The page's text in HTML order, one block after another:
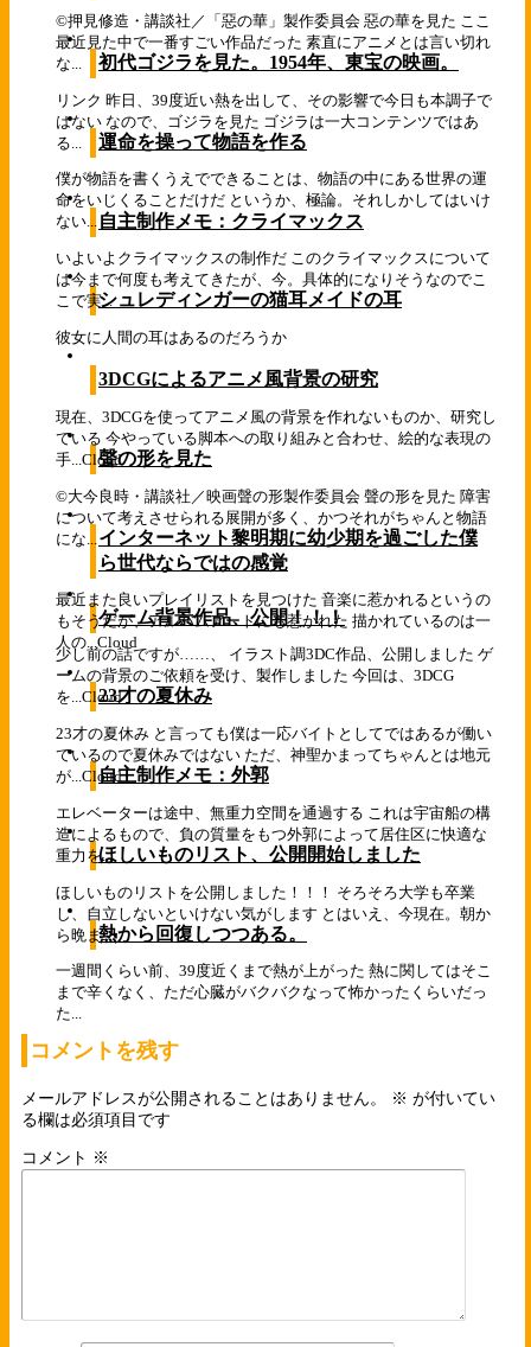
©押見修造・講談社／「惡の華」製作委員会 惡の華を見た ここ
最近見た中で一番すごい作品だった 素直にアニメとは言い切れ
な...
初代ゴジラを見た。1954年、東宝の映画。
リンク 昨日、39度近い熱を出して、その影響で今日も本調子で
はない なので、ゴジラを見た ゴジラは一大コンテンツではあ
る...
運命を操って物語を作る
僕が物語を書くうえでできることは、物語の中にある世界の運
命をいじくることだけだ というか、極論。それしかしてはいけ
ない... 自主制作メモ：クライマックス
いよいよクライマックスの制作だ このクライマックスについて
は今まで何度も考えてきたが、今。具体的になりそうなのでこ
こで実...シュレディンガーの猫耳メイドの耳
彼女に人間の耳はあるのだろうか
3DCGによるアニメ風背景の研究
現在、3DCGを使ってアニメ風の背景を作れないものか、研究し
ている 今やっている脚本への取り組みと合わせ、絵的な表現の
手... Cloud
聲の形を見た
©大今良時・講談社／映画聲の形製作委員会 聲の形を見た 障害
について考えさせられる展開が多く、かつそれがちゃんと物語
にな...
インターネット黎明期に幼少期を過ごした僕
ら世代ならではの感覚
最近また良いプレイリストを見つけた 音楽に惹かれるというの
もそうだが、アルバムアートにも惹かれた 描かれているのは一
人の...Cloud
ゲーム背景作品、公開！！！
少し前の話ですが……、 イラスト調3DC作品、公開しました ゲ
ームの背景のご依頼を受け、製作しました 今回は、3DCG
を...Cloud
23才の夏休み
23才の夏休み と言っても僕は一応バイトとしてではあるが働い
ているので夏休みではない ただ、神聖かまってちゃんとは地元
が... Cloud
自主制作メモ：外郭
エレベーターは途中、無重力空間を通過する これは宇宙船の構
造によるもので、負の質量をもつ外郭によって居住区に快適な
重力を...ほしいものリスト、公開開始しました
ほしいものリストを公開しました！！！ そろそろ大学も卒業
し、自立しないといけない気がします とはいえ、今現在。朝か
ら晩ま...熱から回復しつつある。
一週間くらい前、39度近くまで熱が上がった 熱に関してはそこ
まで辛くなく、ただ心臓がバクバクなって怖かったくらいだっ
た...
コメントを残す
メールアドレスが公開されることはありません。 ※ が付いてい
る欄は必須項目です
コメント ※